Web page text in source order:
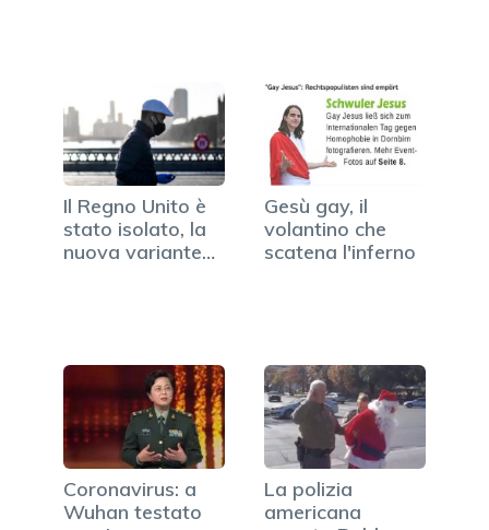
Il Regno Unito è
stato isolato, la
nuova variante…
Gesù gay, il
volantino che
scatena l'inferno
Coronavirus: a
Wuhan testato
La polizia
americana